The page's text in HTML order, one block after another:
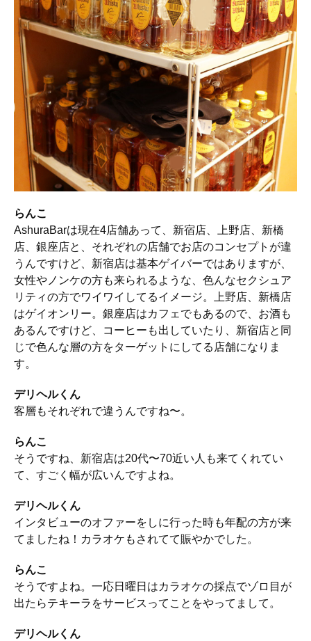
らんこ
AshuraBarは現在4店舗あって、新宿店、上野店、新橋
店、銀座店と、それぞれの店舗でお店のコンセプトが違
うんですけど、新宿店は基本ゲイバーではありますが、
女性やノンケの方も来られるような、色んなセクシュア
リティの方でワイワイしてるイメージ。上野店、新橋店
はゲイオンリー。銀座店はカフェでもあるので、お酒も
あるんですけど、コーヒーも出していたり、新宿店と同
じで色んな層の方をターゲットにしてる店舗になりま
す。
デリヘルくん
客層もそれぞれで違うんですね〜。
らんこ
そうですね、新宿店は20代〜70近い人も来てくれてい
て、すごく幅が広いんですよね。
デリヘルくん
インタビューのオファーをしに行った時も年配の方が来
てましたね！カラオケもされてて賑やかでした。
らんこ
そうですよね。一応日曜日はカラオケの採点でゾロ目が
出たらテキーラをサービスってことをやってまして。
デリヘルくん